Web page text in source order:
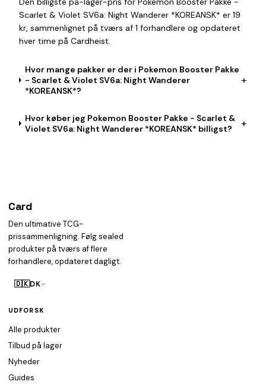
Scarlet & Violet SV6a: Night Wanderer *KOREANSK* er 19
kr, sammenlignet på tværs af 1 forhandlere og opdateret
hver time på Cardheist.
Hvor mange pakker er der i Pokemon Booster Pakke
- Scarlet & Violet SV6a: Night Wanderer
*KOREANSK*?
+
Hvor køber jeg Pokemon Booster Pakke - Scarlet &
Violet SV6a: Night Wanderer *KOREANSK* billigst?
+
Card
Den ultimative TCG-
prissammenligning. Følg sealed
produkter på tværs af flere
forhandlere, opdateret dagligt.
🇩🇰DK
UDFORSK
Alle produkter
Tilbud på lager
Nyheder
Guides